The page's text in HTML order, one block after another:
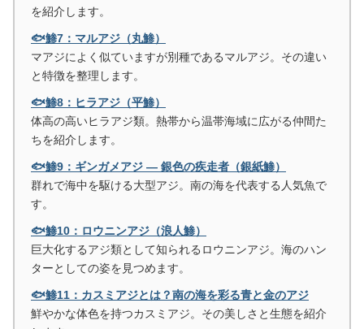
を紹介します。
🐟鯵7：マルアジ（丸鯵）
マアジによく似ていますが別種であるマルアジ。その違い
と特徴を整理します。
🐟鯵8：ヒラアジ（平鯵）
体高の高いヒラアジ類。熱帯から温帯海域に広がる仲間た
ちを紹介します。
🐟鯵9：ギンガメアジ ― 銀色の疾走者（銀紙鯵）
群れで海中を駆ける大型アジ。南の海を代表する人気魚で
す。
🐟鯵10：ロウニンアジ（浪人鯵）
巨大化するアジ類として知られるロウニンアジ。海のハン
ターとしての姿を見つめます。
🐟鯵11：カスミアジとは？南の海を彩る青と金のアジ
鮮やかな体色を持つカスミアジ。その美しさと生態を紹介